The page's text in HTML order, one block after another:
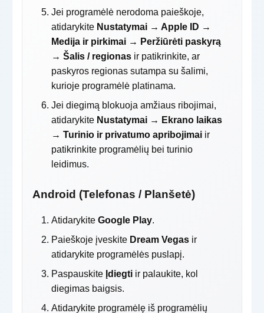
Jei programėlė nerodoma paieškoje,
atidarykite Nustatymai → Apple ID →
Medija ir pirkimai → Peržiūrėti paskyrą
→ Šalis / regionasir patikrinkite, ar
paskyros regionas sutampa su šalimi,
kurioje programėlė platinama.
Jei diegimą blokuoja amžiaus ribojimai,
atidarykite Nustatymai → Ekrano laikas
→ Turinio ir privatumo apribojimaiir
patikrinkite programėlių bei turinio
leidimus.
Android (Telefonas / Planšetė)
Atidarykite Google Play.
Paieškoje įveskite Dream Vegasir
atidarykite programėlės puslapį.
Paspauskite Įdiegtiir palaukite, kol
diegimas baigsis.
Atidarykite programėlę iš programėlių